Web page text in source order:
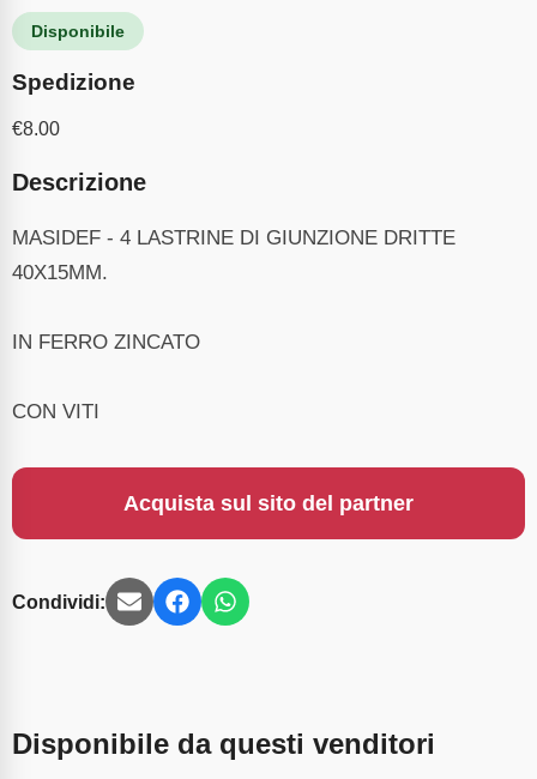
Disponibile
Spedizione
€8.00
Descrizione
MASIDEF - 4 LASTRINE DI GIUNZIONE DRITTE
40X15MM.
IN FERRO ZINCATO
CON VITI
Acquista sul sito del partner
Condividi:
Disponibile da questi venditori